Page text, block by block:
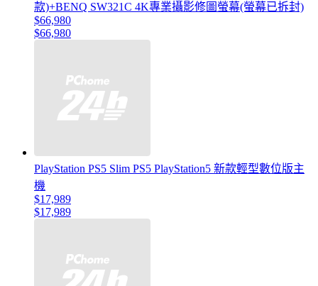
款)+BENQ SW321C 4K專業攝影修圖螢幕(螢幕已拆封)
$66,980
$66,980
PlayStation PS5 Slim PS5 PlayStation5 新款輕型數位版主
機
$17,989
$17,989